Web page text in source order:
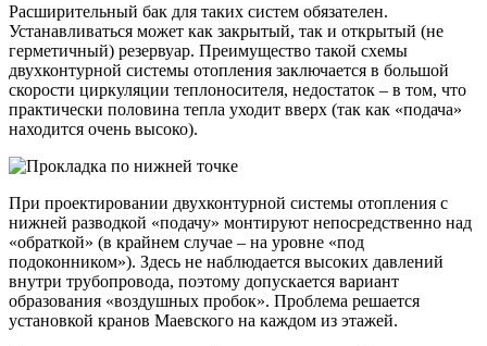
Расширительный бак для таких систем обязателен.
Устанавливаться может как закрытый, так и открытый (не
герметичный) резервуар. Преимущество такой схемы
двухконтурной системы отопления заключается в большой
скорости циркуляции теплоносителя, недостаток – в том, что
практически половина тепла уходит вверх (так как «подача»
находится очень высоко).
При проектировании двухконтурной системы отопления с
нижней разводкой «подачу» монтируют непосредственно над
«обраткой» (в крайнем случае – на уровне «под
подоконником»). Здесь не наблюдается высоких давлений
внутри трубопровода, поэтому допускается вариант
образования «воздушных пробок». Проблема решается
установкой кранов Маевского на каждом из этажей.